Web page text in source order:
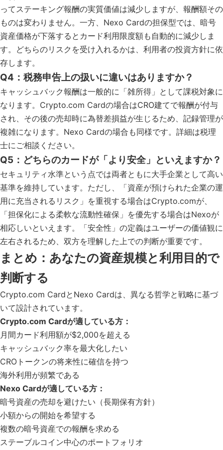
ってステーキング報酬の実質価値は減少しますが、報酬額その
ものは変わりません。一方、Nexo Cardの担保型では、暗号
資産価格が下落するとカード利用限度額も自動的に減少しま
す。どちらのリスクを受け入れるかは、利用者の投資方針に依
存します。
Q4：税務申告上の扱いに違いはありますか？
キャッシュバック報酬は一般的に「雑所得」として課税対象に
なります。Crypto.com Cardの場合はCRO建てで報酬が付与
され、その後の売却時に為替差損益が生じるため、記録管理が
複雑になります。Nexo Cardの場合も同様です。詳細は税理
士にご相談ください。
Q5：どちらのカードが「より安全」といえますか？
セキュリティ水準という点では両者ともに大手企業として高い
基準を維持しています。ただし、「資産が預けられた企業の運
用に充当されるリスク」を重視する場合はCrypto.comが、
「担保化による柔軟な流動性確保」を優先する場合はNexoが
相応しいといえます。「安全性」の定義はユーザーの価値観に
左右されるため、双方を理解した上での判断が重要です。
まとめ：あなたの資産規模と利用目的で
判断する
Crypto.com CardとNexo Cardは、異なる哲学と戦略に基づ
いて設計されています。
Crypto.com Cardが適している方：
月間カード利用額が$2,000を超える
キャッシュバック率を最大化したい
CROトークンの将来性に確信を持つ
海外利用が頻繁である
Nexo Cardが適している方：
暗号資産の売却を避けたい（長期保有方針）
小額からの開始を希望する
複数の暗号資産での報酬を求める
ステーブルコイン中心のポートフォリオ